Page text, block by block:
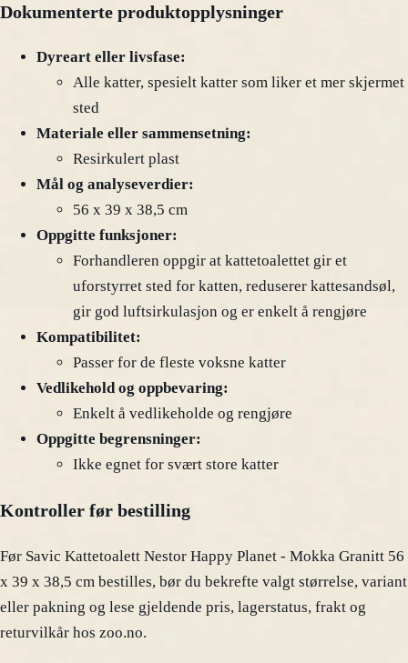
Dokumenterte produktopplysninger
Dyreart eller livsfase:
Alle katter, spesielt katter som liker et mer skjermet
sted
Materiale eller sammensetning:
Resirkulert plast
Mål og analyseverdier:
56 x 39 x 38,5 cm
Oppgitte funksjoner:
Forhandleren oppgir at kattetoalettet gir et
uforstyrret sted for katten, reduserer kattesandsøl,
gir god luftsirkulasjon og er enkelt å rengjøre
Kompatibilitet:
Passer for de fleste voksne katter
Vedlikehold og oppbevaring:
Enkelt å vedlikeholde og rengjøre
Oppgitte begrensninger:
Ikke egnet for svært store katter
Kontroller før bestilling
Før Savic Kattetoalett Nestor Happy Planet - Mokka Granitt 56
x 39 x 38,5 cm bestilles, bør du bekrefte valgt størrelse, variant
eller pakning og lese gjeldende pris, lagerstatus, frakt og
returvilkår hos zoo.no.